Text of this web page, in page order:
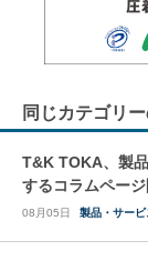
同じカテゴリ
T&K TOKA、製
するコラムペー
08月05日 製品・サービ